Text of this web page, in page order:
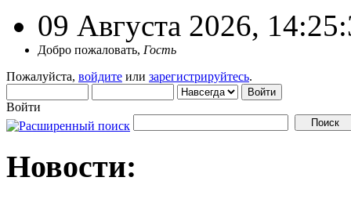
09 Августа 2026,
Добро пожаловать, Гость
Пожалуйста, войдите или зарегистрируйтесь.
Войти
Новости: